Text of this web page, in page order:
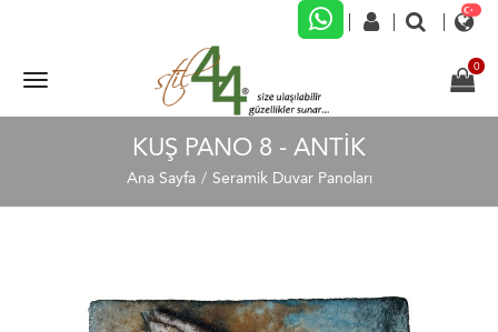
KUŞ PANO 8 - ANTİK
Ana Sayfa Seramik Duvar Panoları